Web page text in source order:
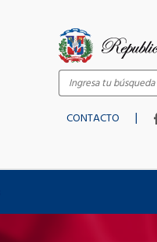
CONTACTO |